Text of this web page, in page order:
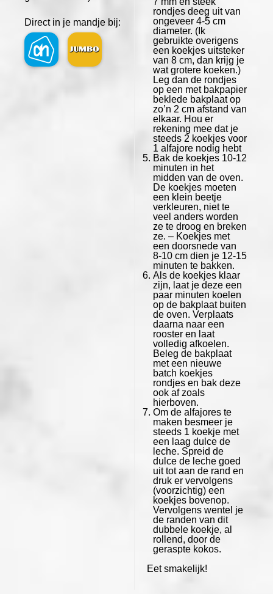
Direct in je mandje bij:
rondjes deeg uit van
ongeveer 4-5 cm
diameter. (Ik
gebruikte overigens
een koekjes uitsteker
van 8 cm, dan krijg je
wat grotere koeken.)
Leg dan de rondjes
op een met bakpapier
beklede bakplaat op
zo‫’‬n 2 cm afstand van
elkaar. Hou er
rekening mee dat je
steeds 2 koekjes voor
1 alfajore nodig hebt
Bak de koekjes 10-12
minuten in het
midden van de oven.
De koekjes moeten
een klein beetje
verkleuren, niet te
veel anders worden
ze te droog en breken
ze. – Koekjes met
een doorsnede van
8-10 cm dien je 12-15
minuten te bakken.
Als de koekjes klaar
zijn, laat je deze een
paar minuten koelen
op de bakplaat buiten
de oven. Verplaats
daarna naar een
rooster en laat
volledig afkoelen.
Beleg de bakplaat
met een nieuwe
batch koekjes
rondjes en bak deze
ook af zoals
hierboven.
Om de alfajores te
maken besmeer je
steeds 1 koekje met
een laag dulce de
leche. Spreid de
dulce de leche goed
uit tot aan de rand en
druk er vervolgens
(voorzichtig) een
koekjes bovenop.
Vervolgens wentel je
de randen van dit
dubbele koekje, al
rollend, door de
geraspte kokos.
Eet smakelijk!